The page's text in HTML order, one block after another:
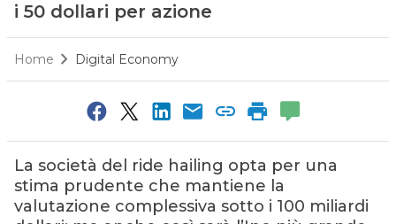
i 50 dollari per azione
Home Digital Economy
La società del ride hailing opta per una
stima prudente che mantiene la
valutazione complessiva sotto i 100 miliardi